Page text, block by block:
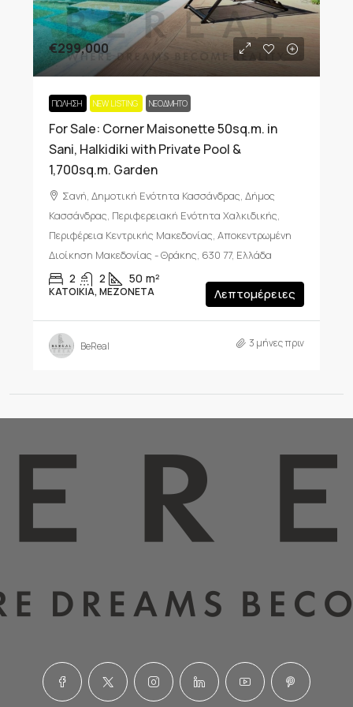
€299,000
ΠΏΛΗΣΗ NEW LISTING ΝΕΟΔΜΗΤΟ
For Sale: Corner Maisonette 50sq.m. in
Sani, Halkidiki with Private Pool &
1,700sq.m. Garden
Σανή, Δημοτική Ενότητα Κασσάνδρας, Δήμος
Κασσάνδρας, Περιφερειακή Ενότητα Χαλκιδικής,
Περιφέρεια Κεντρικής Μακεδονίας, Αποκεντρωμένη
Διοίκηση Μακεδονίας - Θράκης, 630 77, Ελλάδα
2 2 50 m²
ΚΑΤΟΙΚΊΑ, ΜΕΖΟΝΈΤΑ Λεπτομέρειες
BeReal 3 μήνες πριν